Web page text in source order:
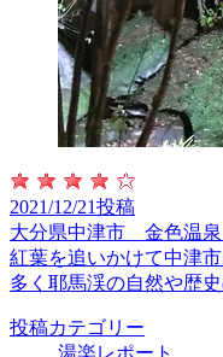
2021/12/21投稿
大分県中津市 金色温
紅葉を追いかけて中津
多く耶馬渓の自然や歴
投稿カテゴリー